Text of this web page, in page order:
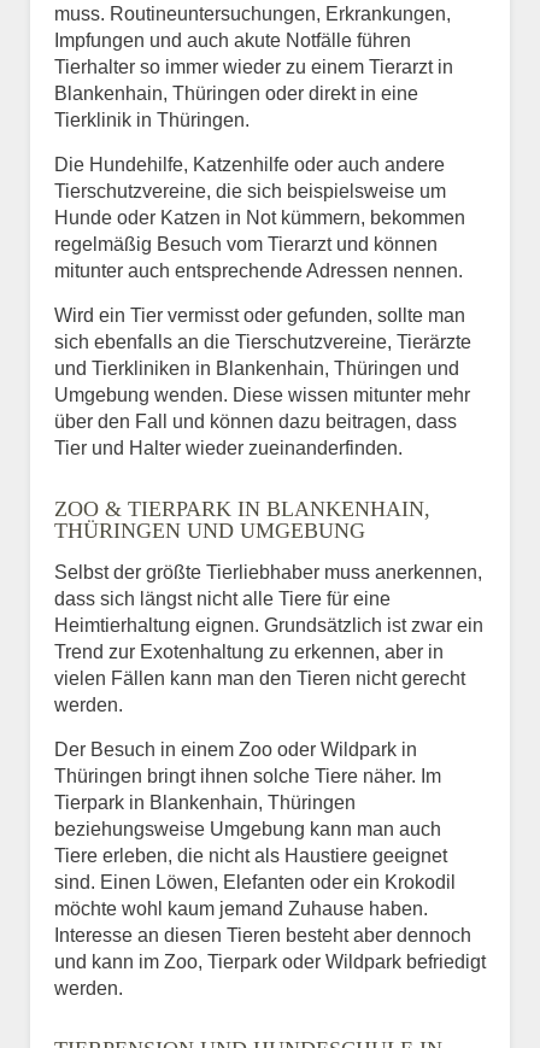
muss. Routineuntersuchungen, Erkrankungen,
Impfungen und auch akute Notfälle führen
Tierhalter so immer wieder zu einem Tierarzt in
Blankenhain, Thüringen oder direkt in eine
Tierklinik in Thüringen.
Die Hundehilfe, Katzenhilfe oder auch andere
Tierschutzvereine, die sich beispielsweise um
Hunde oder Katzen in Not kümmern, bekommen
regelmäßig Besuch vom Tierarzt und können
mitunter auch entsprechende Adressen nennen.
Wird ein Tier vermisst oder gefunden, sollte man
sich ebenfalls an die Tierschutzvereine, Tierärzte
und Tierkliniken in Blankenhain, Thüringen und
Umgebung wenden. Diese wissen mitunter mehr
über den Fall und können dazu beitragen, dass
Tier und Halter wieder zueinanderfinden.
ZOO & TIERPARK IN BLANKENHAIN,
THÜRINGEN UND UMGEBUNG
Selbst der größte Tierliebhaber muss anerkennen,
dass sich längst nicht alle Tiere für eine
Heimtierhaltung eignen. Grundsätzlich ist zwar ein
Trend zur Exotenhaltung zu erkennen, aber in
vielen Fällen kann man den Tieren nicht gerecht
werden.
Der Besuch in einem Zoo oder Wildpark in
Thüringen bringt ihnen solche Tiere näher. Im
Tierpark in Blankenhain, Thüringen
beziehungsweise Umgebung kann man auch
Tiere erleben, die nicht als Haustiere geeignet
sind. Einen Löwen, Elefanten oder ein Krokodil
möchte wohl kaum jemand Zuhause haben.
Interesse an diesen Tieren besteht aber dennoch
und kann im Zoo, Tierpark oder Wildpark befriedigt
werden.